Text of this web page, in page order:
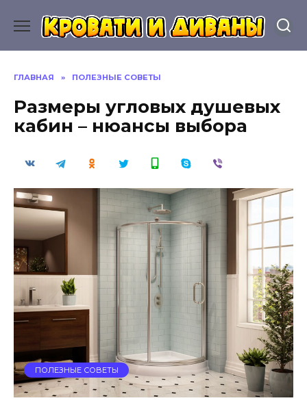
содержанию
ГЛАВНАЯ » ПОЛЕЗНЫЕ СОВЕТЫ
Размеры угловых душевых
кабин – нюансы выбора
ПОЛЕЗНЫЕ СОВЕТЫ